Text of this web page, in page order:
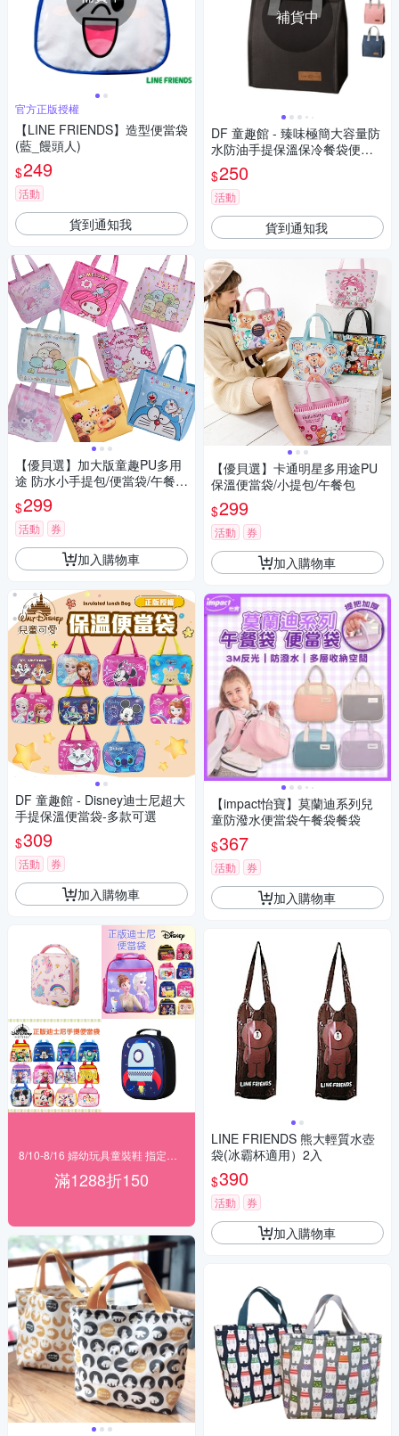
官方正版授權
【LINE FRIENDS】造型便當袋
(藍_饅頭人)
$249
活動
貨到通知我
【優貝選】加大版童趣PU多用
途 防水小手提包/便當袋/午餐提
包
$299
活動 券
加入購物車
DF 童趣館 - Disney迪士尼超大
手提保溫便當袋-多款可選
$309
活動 券
加入購物車
滿1288折150
補貨中
DF 童趣館 - 臻味極簡大容量防
水防油手提保溫保冷餐袋便當
袋
$250
活動
貨到通知我
【優貝選】卡通明星多用途PU
保溫便當袋/小提包/午餐包
$299
活動 券
加入購物車
【impact怡寶】莫蘭迪系列兒
童防潑水便當袋午餐袋餐袋
$367
活動 券
加入購物車
LINE FRIENDS 熊大輕質水壺
袋(冰霸杯適用）2入
$390
活動 券
加入購物車